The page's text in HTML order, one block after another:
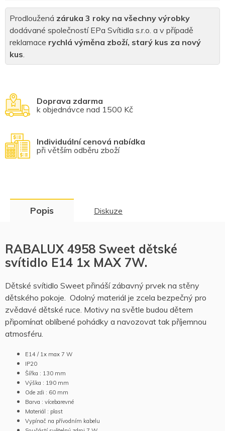
Doprava zdarma
k objednávce nad 1500 Kč
Individuální cenová nabídka
při větším odběru zboží
Prodloužená záruka 3 roky na všechny výrobky
dodávané společností EPa Svítidla s.r.o. a v případě
reklamace rychlá výměna zboží, starý kus za nový
kus.
Popis Diskuze
RABALUX 4958 Sweet dětské
svítidlo E14 1x MAX 7W.
Dětské svítidlo Sweet přináší zábavný prvek na stěny
dětského pokoje. Odolný materiál je zcela bezpečný pro
zvědavé dětské ruce. Motivy na světle budou dětem
připomínat oblíbené pohádky a navozovat tak příjemnou
atmosféru.
E14 / 1x max 7 W
IP20
Šířka : 130 mm
Výška : 190 mm
Ode zdi : 60 mm
Barva : vícebarevné
Materiál : plast
Vypínač na přívodním kabelu